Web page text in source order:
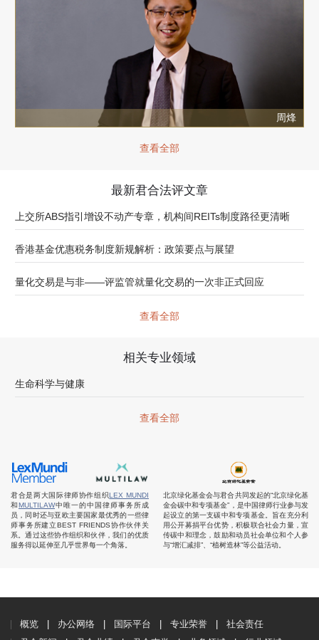
周烽
查看全部
最新君合法评文章
上交所ABS指引增设不动产专章，机构间REITs制度路径更清晰
香港基金优惠税务制度新规解析：政策要点与展望
量化交易是与非——评监管就量化交易的一次非正式回应
查看全部
相关专业领域
生命科学与健康
查看全部
君合是两大国际律师协作组织LEX MUNDI
和MULTILAW中唯一的中国律师事务所成
员，同时还与亚欧主要国家最优秀的一些律
师事务所建立BEST FRIENDS协作伙伴关
系。通过这些协作组织和伙伴，我们的优质
服务得以延伸至几乎世界每一个角落。
北京绿化基金会与君合共同发起的“北京绿化基
金会碳中和专项基金”，是中国律师行业参与发
起设立的第一支碳中和专项基金。旨在充分利
用公开募捐平台优势，积极联合社会力量，宣
传碳中和理念，鼓励和动员社会单位和个人参
与“增汇减排”、“植树造林”等公益活动。
概览 办公网络 国际平台 专业荣誉
社会责任